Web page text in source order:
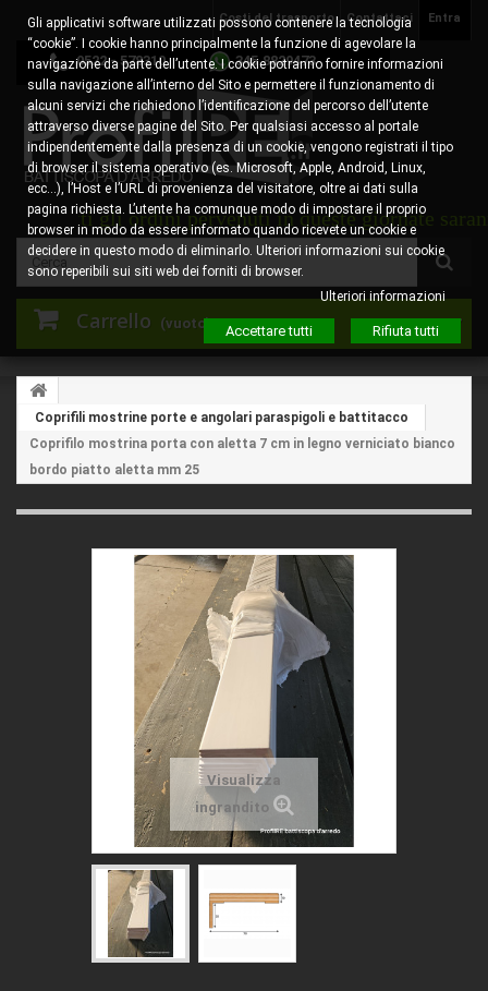
Entra
Contattaci
Costi del trasporto
0522 - 578310 345.8829473
Carrello (vuoto)
Tutti gli ordini pervenuti in queste giornate
Coprifili mostrine porte e angolari paraspigoli e battitacco
Coprifilo mostrina porta con aletta 7 cm in legno verniciato bianco
bordo piatto aletta mm 25
Visualizza
ingrandito
Gli applicativi software utilizzati possono contenere la tecnologia
“cookie”. I cookie hanno principalmente la funzione di agevolare la
navigazione da parte dell’utente. I cookie potranno fornire informazioni
sulla navigazione all’interno del Sito e permettere il funzionamento di
alcuni servizi che richiedono l’identificazione del percorso dell’utente
attraverso diverse pagine del Sito. Per qualsiasi accesso al portale
indipendentemente dalla presenza di un cookie, vengono registrati il tipo
di browser il sistema operativo (es. Microsoft, Apple, Android, Linux,
ecc…), l’Host e l’URL di provenienza del visitatore, oltre ai dati sulla
pagina richiesta. L’utente ha comunque modo di impostare il proprio
browser in modo da essere informato quando ricevete un cookie e
decidere in questo modo di eliminarlo. Ulteriori informazioni sui cookie
sono reperibili sui siti web dei forniti di browser.
Ulteriori informazioni
Accettare tutti Rifiuta tutti